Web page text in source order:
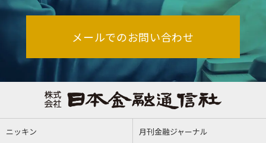
メールでのお問い合わせ
ニッキン 月刊金融ジャーナル